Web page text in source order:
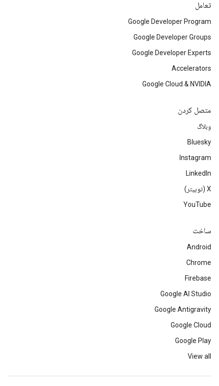
تعامل
Google Developer Program
Google Developer Groups
Google Developer Experts
Accelerators
Google Cloud & NVIDIA
متصل کردن
وبلاگ
Bluesky
Instagram
LinkedIn
‫X (توییتر)
YouTube
ساخت
Android
Chrome
Firebase
Google AI Studio
Google Antigravity
Google Cloud
Google Play
View all